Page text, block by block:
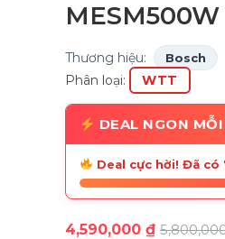
Thương hiệu: Bosch
Phân loại: WTT
DEAL NGON
Deal cực hời! Đã có
4,590,000 ₫